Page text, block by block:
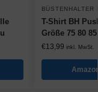
BÜSTENHALTER
T-Shirt BH
Größe 75 80
€13,99 inkl. MwSt.